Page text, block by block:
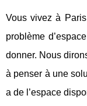
Vous vivez à
problème
donner. Nous
à penser à une
a de l’espace